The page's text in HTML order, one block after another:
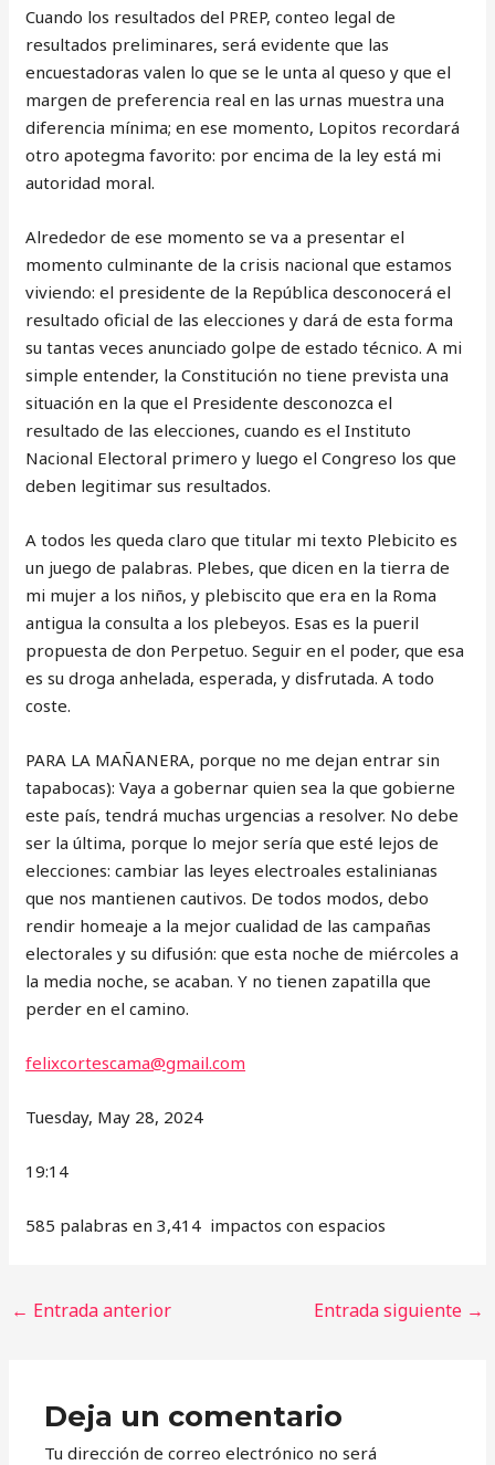
Cuando los resultados del PREP, conteo legal de
resultados preliminares, será evidente que las
encuestadoras valen lo que se le unta al queso y que el
margen de preferencia real en las urnas muestra una
diferencia mínima; en ese momento, Lopitos recordará
otro apotegma favorito: por encima de la ley está mi
autoridad moral.
Alrededor de ese momento se va a presentar el
momento culminante de la crisis nacional que estamos
viviendo: el presidente de la República desconocerá el
resultado oficial de las elecciones y dará de esta forma
su tantas veces anunciado golpe de estado técnico. A mi
simple entender, la Constitución no tiene prevista una
situación en la que el Presidente desconozca el
resultado de las elecciones, cuando es el Instituto
Nacional Electoral primero y luego el Congreso los que
deben legitimar sus resultados.
A todos les queda claro que titular mi texto Plebicito es
un juego de palabras. Plebes, que dicen en la tierra de
mi mujer a los niños, y plebiscito que era en la Roma
antigua la consulta a los plebeyos. Esas es la pueril
propuesta de don Perpetuo. Seguir en el poder, que esa
es su droga anhelada, esperada, y disfrutada. A todo
coste.
PARA LA MAÑANERA, porque no me dejan entrar sin
tapabocas): Vaya a gobernar quien sea la que gobierne
este país, tendrá muchas urgencias a resolver. No debe
ser la última, porque lo mejor sería que esté lejos de
elecciones: cambiar las leyes electroales estalinianas
que nos mantienen cautivos. De todos modos, debo
rendir homeaje a la mejor cualidad de las campañas
electorales y su difusión: que esta noche de miércoles a
la media noche, se acaban. Y no tienen zapatilla que
perder en el camino.
felixcortescama@gmail.com
Tuesday, May 28, 2024
19:14
585 palabras en 3,414 impactos con espacios
← Entrada anterior Entrada siguiente →
Deja un comentario
Tu dirección de correo electrónico no será